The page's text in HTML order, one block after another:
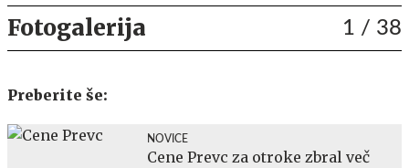
Fotogalerija 1 / 38
Preberite še:
NOVICE
Cene Prevc za otroke zbral več